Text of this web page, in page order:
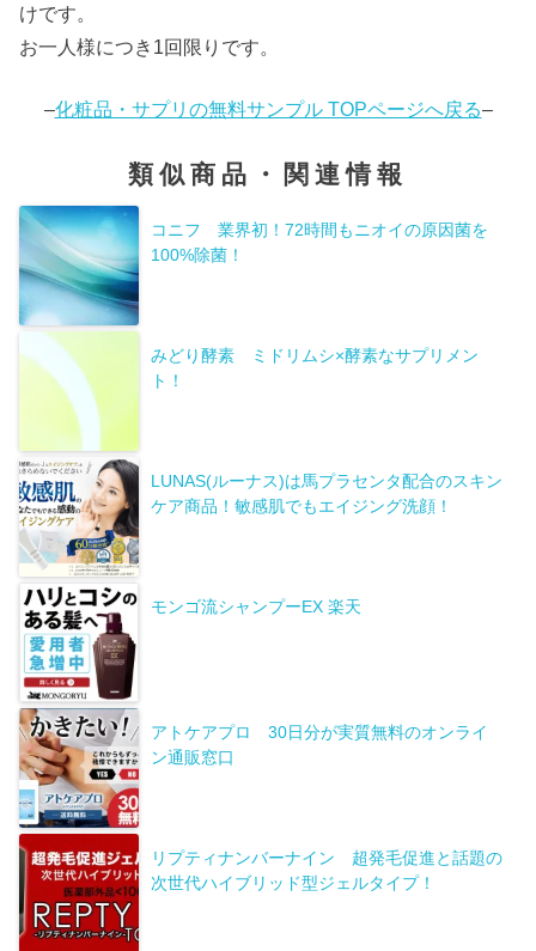
けです。
お一人様につき1回限りです。
–化粧品・サプリの無料サンプル TOPページへ戻る–
類似商品・関連情報
コニフ 業界初！72時間もニオイの原因菌を
100%除菌！
みどり酵素 ミドリムシ×酵素なサプリメン
ト！
LUNAS(ルーナス)は馬プラセンタ配合のスキン
ケア商品！敏感肌でもエイジング洗顔！
モンゴ流シャンプーEX 楽天
アトケアプロ 30日分が実質無料のオンライ
ン通販窓口
リプティナンバーナイン 超発毛促進と話題の
次世代ハイブリッド型ジェルタイプ！